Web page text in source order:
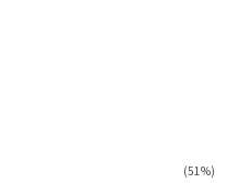
(51%)